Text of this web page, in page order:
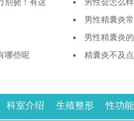
别挠！有这
男性会怎么
男性精囊炎
男性精囊炎
哪些呢
精囊炎不及
科室介绍 生殖整形 性功